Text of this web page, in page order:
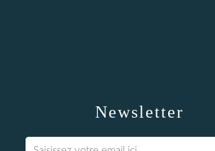
Newsletter